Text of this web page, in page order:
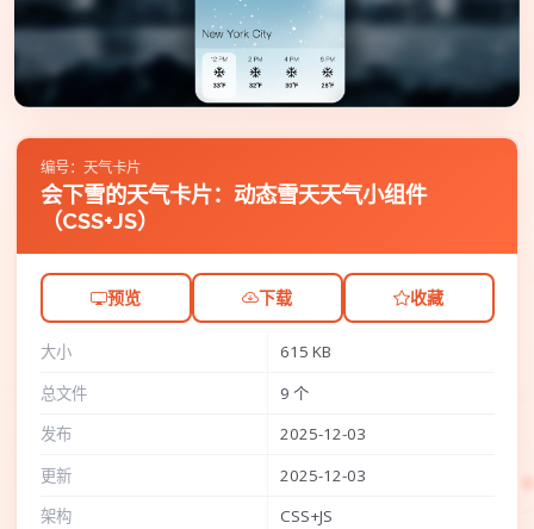
编号：天气卡片
会下雪的天气卡片：动态雪天天气小组件
（CSS+JS）
预览 下载 收藏
大小
615 KB
总文件
9 个
发布
2025-12-03
更新
2025-12-03
架构
CSS+JS